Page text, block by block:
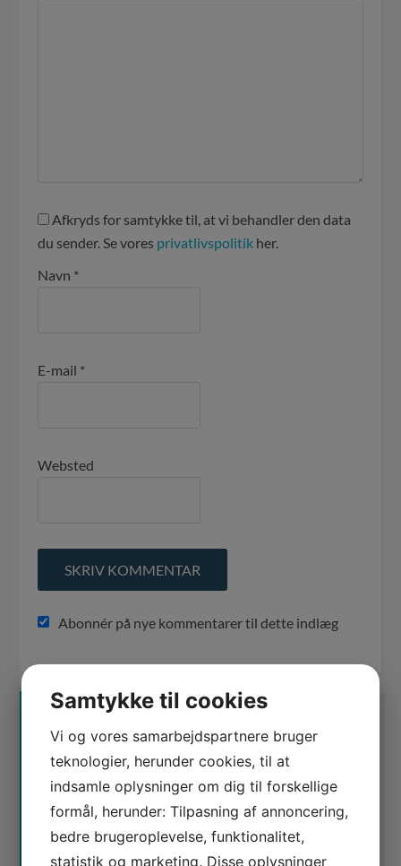
Afkryds for samtykke til, at vi behandler den data
du sender. Se vores privatlivspolitik her.
Navn *
E-mail *
Websted
Abonnér på nye kommentarer til dette indlæg
KONTAKT OS
Ring og få en snak på78 76 10 30eller brug
kontaktformularen
Samtykke til cookies
Vi og vores samarbejdspartnere bruger
teknologier, herunder cookies, til at
indsamle oplysninger om dig til forskellige
formål, herunder: Tilpasning af annoncering,
bedre brugeroplevelse, funktionalitet,
statistik og marketing. Disse oplysninger